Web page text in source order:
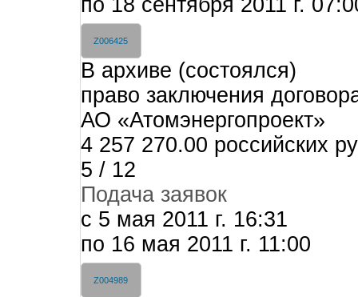
по 18 сентября 2011 г.
Z006425
В архиве (состоялся)
право заключения
АО «Атомэнергопроект»
4 257 270.00 российских
5 / 12
Подача заявок
c 5 мая 2011 г. 16:31
по 16 мая 2011 г. 11:00
Z004989